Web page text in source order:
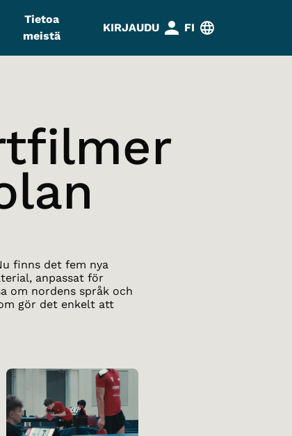
Tietoa
meistä
KIRJAUDU FI
finns det fem nya
anpassat för
om nordens språk och
gör det enkelt att